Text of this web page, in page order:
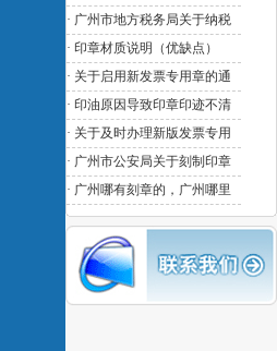
· 广州市地方税务局关于纳税
· 印章材质说明（优缺点）
· 关于启用新发票专用章的通
· 印油原因导致印章印迹不清
· 关于及时办理新版发票专用
· 广州市公安局关于刻制印章
· 广州哪有刻章的，广州哪里